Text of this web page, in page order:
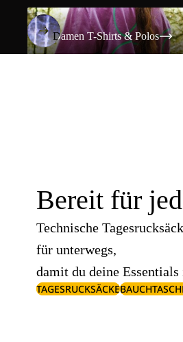
Damen T-Shirts & Polos
Damen T-Shirts & Polos
Bereit für
Technische
für unterwegs,
damit du deine
TAGESRUCKSÄCKE